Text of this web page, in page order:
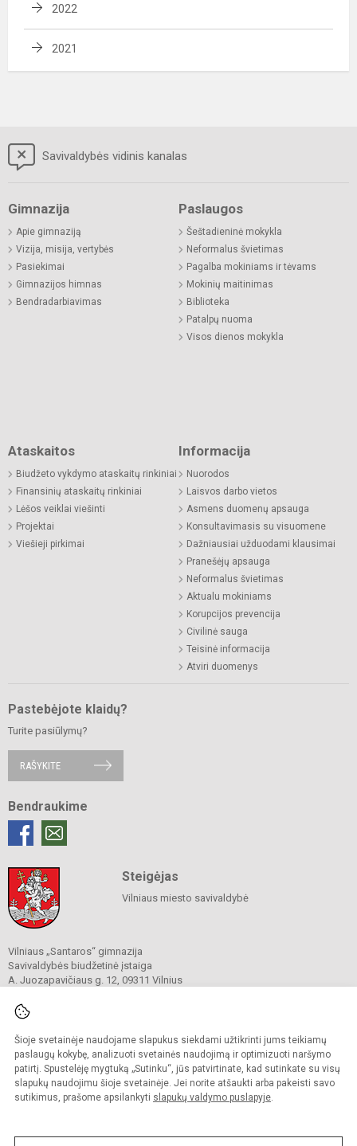
Šioje svetainėje naudojame slapukus siekdami užtikrinti jums teikiamų
paslaugų kokybę, analizuoti svetainės naudojimą ir optimizuoti naršymo
patirtį. Spustelėję mygtuką „Sutinku“, jūs patvirtinate, kad sutinkate su visų
slapukų naudojimu šioje svetainėje. Jei norite atšaukti arba pakeisti savo
sutikimus, prašome apsilankyti slapukų valdymo puslapyje.
2022
2021
Savivaldybės vidinis kanalas
Gimnazija
Apie gimnaziją
Vizija, misija, vertybės
Pasiekimai
Gimnazijos himnas
Bendradarbiavimas
Paslaugos
Šeštadieninė mokykla
Neformalus švietimas
Pagalba mokiniams ir tėvams
Mokinių maitinimas
Biblioteka
Patalpų nuoma
Visos dienos mokykla
Ataskaitos
Biudžeto vykdymo ataskaitų rinkiniai
Finansinių ataskaitų rinkiniai
Lėšos veiklai viešinti
Projektai
Viešieji pirkimai
Informacija
Nuorodos
Laisvos darbo vietos
Asmens duomenų apsauga
Konsultavimasis su visuomene
Dažniausiai užduodami klausimai
Pranešėjų apsauga
Neformalus švietimas
Aktualu mokiniams
Korupcijos prevencija
Civilinė sauga
Teisinė informacija
Atviri duomenys
Pastebėjote klaidų?
Turite pasiūlymų?
RAŠYKITE
Bendraukime
Steigėjas
Vilniaus miesto savivaldybė
Vilniaus „Santaros“ gimnazija
Savivaldybės biudžetinė įstaiga
A. Juozapavičiaus g. 12, 09311 Vilnius
El. p.
Duomenys kaupiami ir saugomi
Juridinių asmenų registre
Įmonės kodas 304089960
Kopijuoti turinį be raštiško gimnazijos sutikimo griežtai draudžiama.